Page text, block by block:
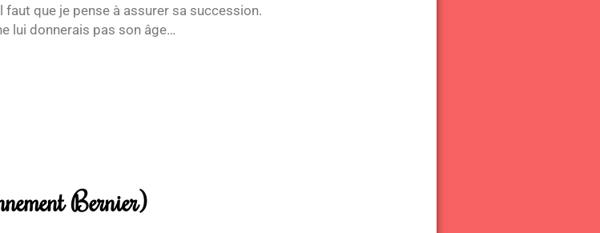
faut que je pense à assurer sa succession.
lui donnerais pas son âge…
Bernier)